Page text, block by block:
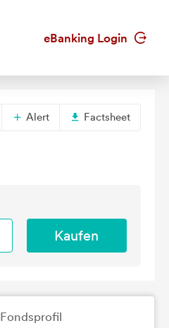
eBanking Login
Alert Factsheet
Kaufen
Fondsprofil